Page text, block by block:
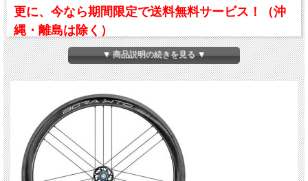
更に、今なら期間限定で送料無料サービス！（沖
縄・離島は除く）
WTO（ウィンド トンネル オプティマイズド）を冠した45mmミドルハイトの
「BORA WTO 45」は 数多くの実走試験やウィンド・パターンに関する数えきれな
い研究成果、終わりのない風洞実験、CFD 分析や数値計算などを通して生み出さ
新型リム以外にもハブやスポークも再設計され優れたエアロダイナミクスを発揮し
また、「BORA」にもいよいよ「チューブレスタイヤ」が使用できることになりま
した。 タイヤと路面が接地する部分には、転がり抵抗が発生します。 我々の内部
的なリサーチと多くの独立した研究から、転がり抵抗は使用するタイヤの種類に左
右されることが分かりました。
一般的に理解されていることとは反対に、チューブラー・タイヤのパフォーマンス
▼ 商品説明の続きを見る ▼